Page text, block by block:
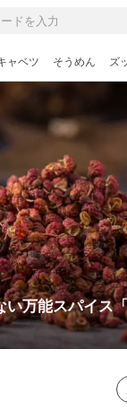
ャベツ そうめん ズ
い万能スパイス